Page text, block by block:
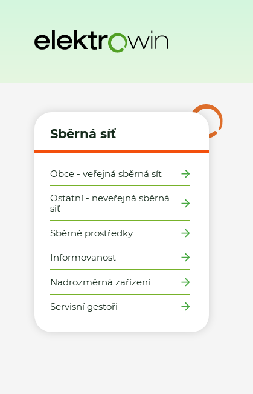
Sběrná síť
Obce - veřejná sběrná síť
Ostatní - neveřejná sběrná
síť
Sběrné prostředky
Informovanost
Nadrozměrná zařízení
Servisní gestoři